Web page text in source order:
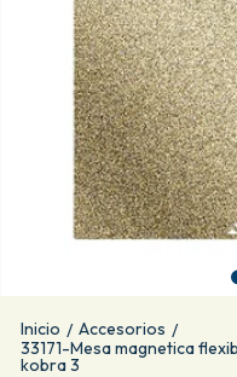
Inicio / Accesorios /
33171-Mesa magnetica
kobra 3